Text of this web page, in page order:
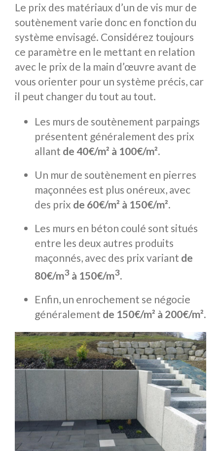
Le prix des matériaux d’un de vis mur de
soutènement varie donc en fonction du
système envisagé. Considérez toujours
ce paramètre en le mettant en relation
avec le prix de la main d’œuvre avant de
vous orienter pour un système précis, car
il peut changer du tout au tout.
Les murs de soutènement parpaings
présentent généralement des prix
allant de 40€/m² à 100€/m².
Un mur de soutènement en pierres
maçonnées est plus onéreux, avec
des prix de 60€/m² à 150€/m².
Les murs en béton coulé sont situés
entre les deux autres produits
maçonnés, avec des prix variant de
80€/m3 à 150€/m3.
Enfin, un enrochement se négocie
généralement de 150€/m² à 200€/m².